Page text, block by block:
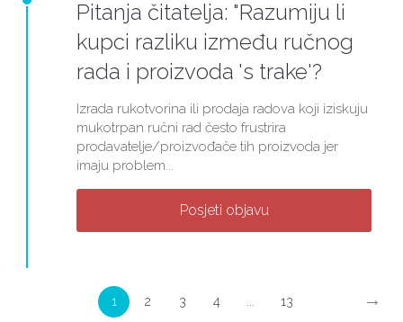
Pitanja čitatelja: "Razumiju li
kupci razliku između ručnog
rada i proizvoda 's trake'?
Izrada rukotvorina ili prodaja radova koji iziskuju
mukotrpan ručni rad često frustrira
prodavatelje/proizvođače tih proizvoda jer
imaju problem...
Posjeti objavu
1 2 3 4 13 →